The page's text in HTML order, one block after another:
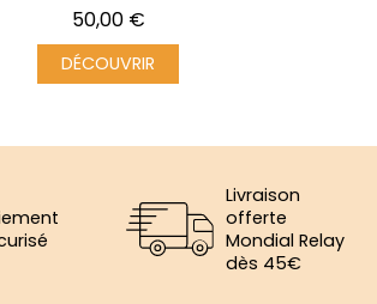
Prix
50,00 €
DÉCOUVRIR
Livraison
offerte
Mondial Relay
dès 45€